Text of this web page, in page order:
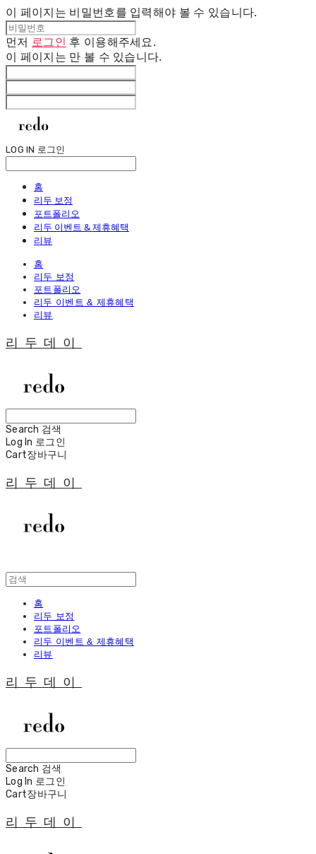
이 페이지는 비밀번호를 입력해야 볼 수 있습니다.
먼저 로그인 후 이용해주세요.
이 페이지는 만 볼 수 있습니다.
LOG IN 로그인
홈
리두 보정
포트폴리오
리두 이벤트 & 제휴혜택
리뷰
홈
리두 보정
포트폴리오
리두 이벤트 & 제휴혜택
리뷰
리두데이
Search 검색
Log In 로그인
Cart장바구니
리두데이
홈
리두 보정
포트폴리오
리두 이벤트 & 제휴혜택
리뷰
리두데이
Search 검색
Log In 로그인
Cart장바구니
리두데이